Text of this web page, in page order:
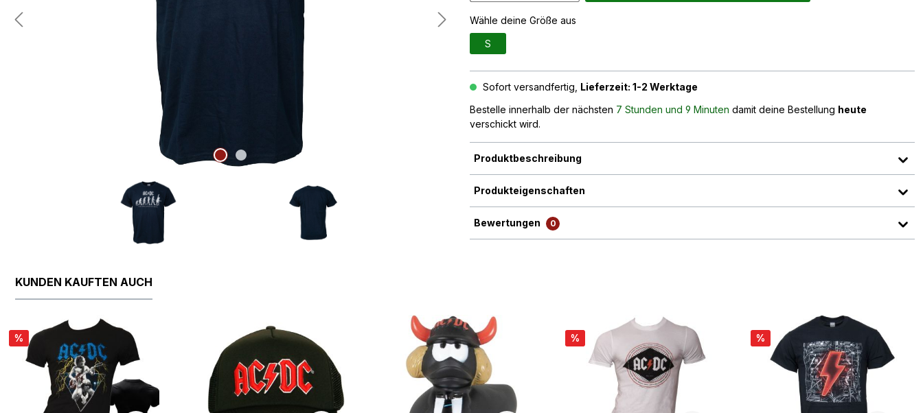
Wähle deine Größe aus
S
Sofort versandfertig, Lieferzeit: 1-2 Werktage
Bestelle innerhalb der nächsten 7 Stunden und 9 Minuten damit deine Bestellung heute
verschickt wird.
Produktbeschreibung
Produkteigenschaften
Bewertungen 0
KUNDEN KAUFTEN AUCH
% % %